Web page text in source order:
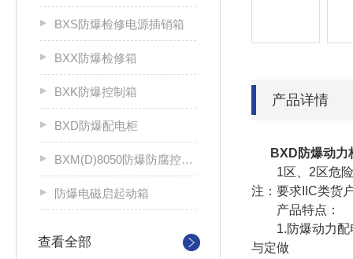
BXS防爆检修电源插销箱
BXX防爆检修箱
BXK防爆控制箱
BXD防爆配电柜
BXM(D)8050防爆防腐控制配电箱
防爆电磁启起动箱
查看全部
产品详情
BXD防爆动
1区、2区危险
注：要求IIC类货
产品特点：
1.防爆动力配电
与定做